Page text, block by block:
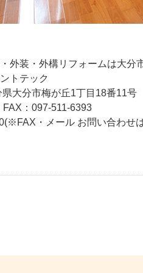
外装・外構リフォームは大分
トテック
大分市梅が丘1丁目18番11号
FAX：097-511-6393
・メール お問い合わせ